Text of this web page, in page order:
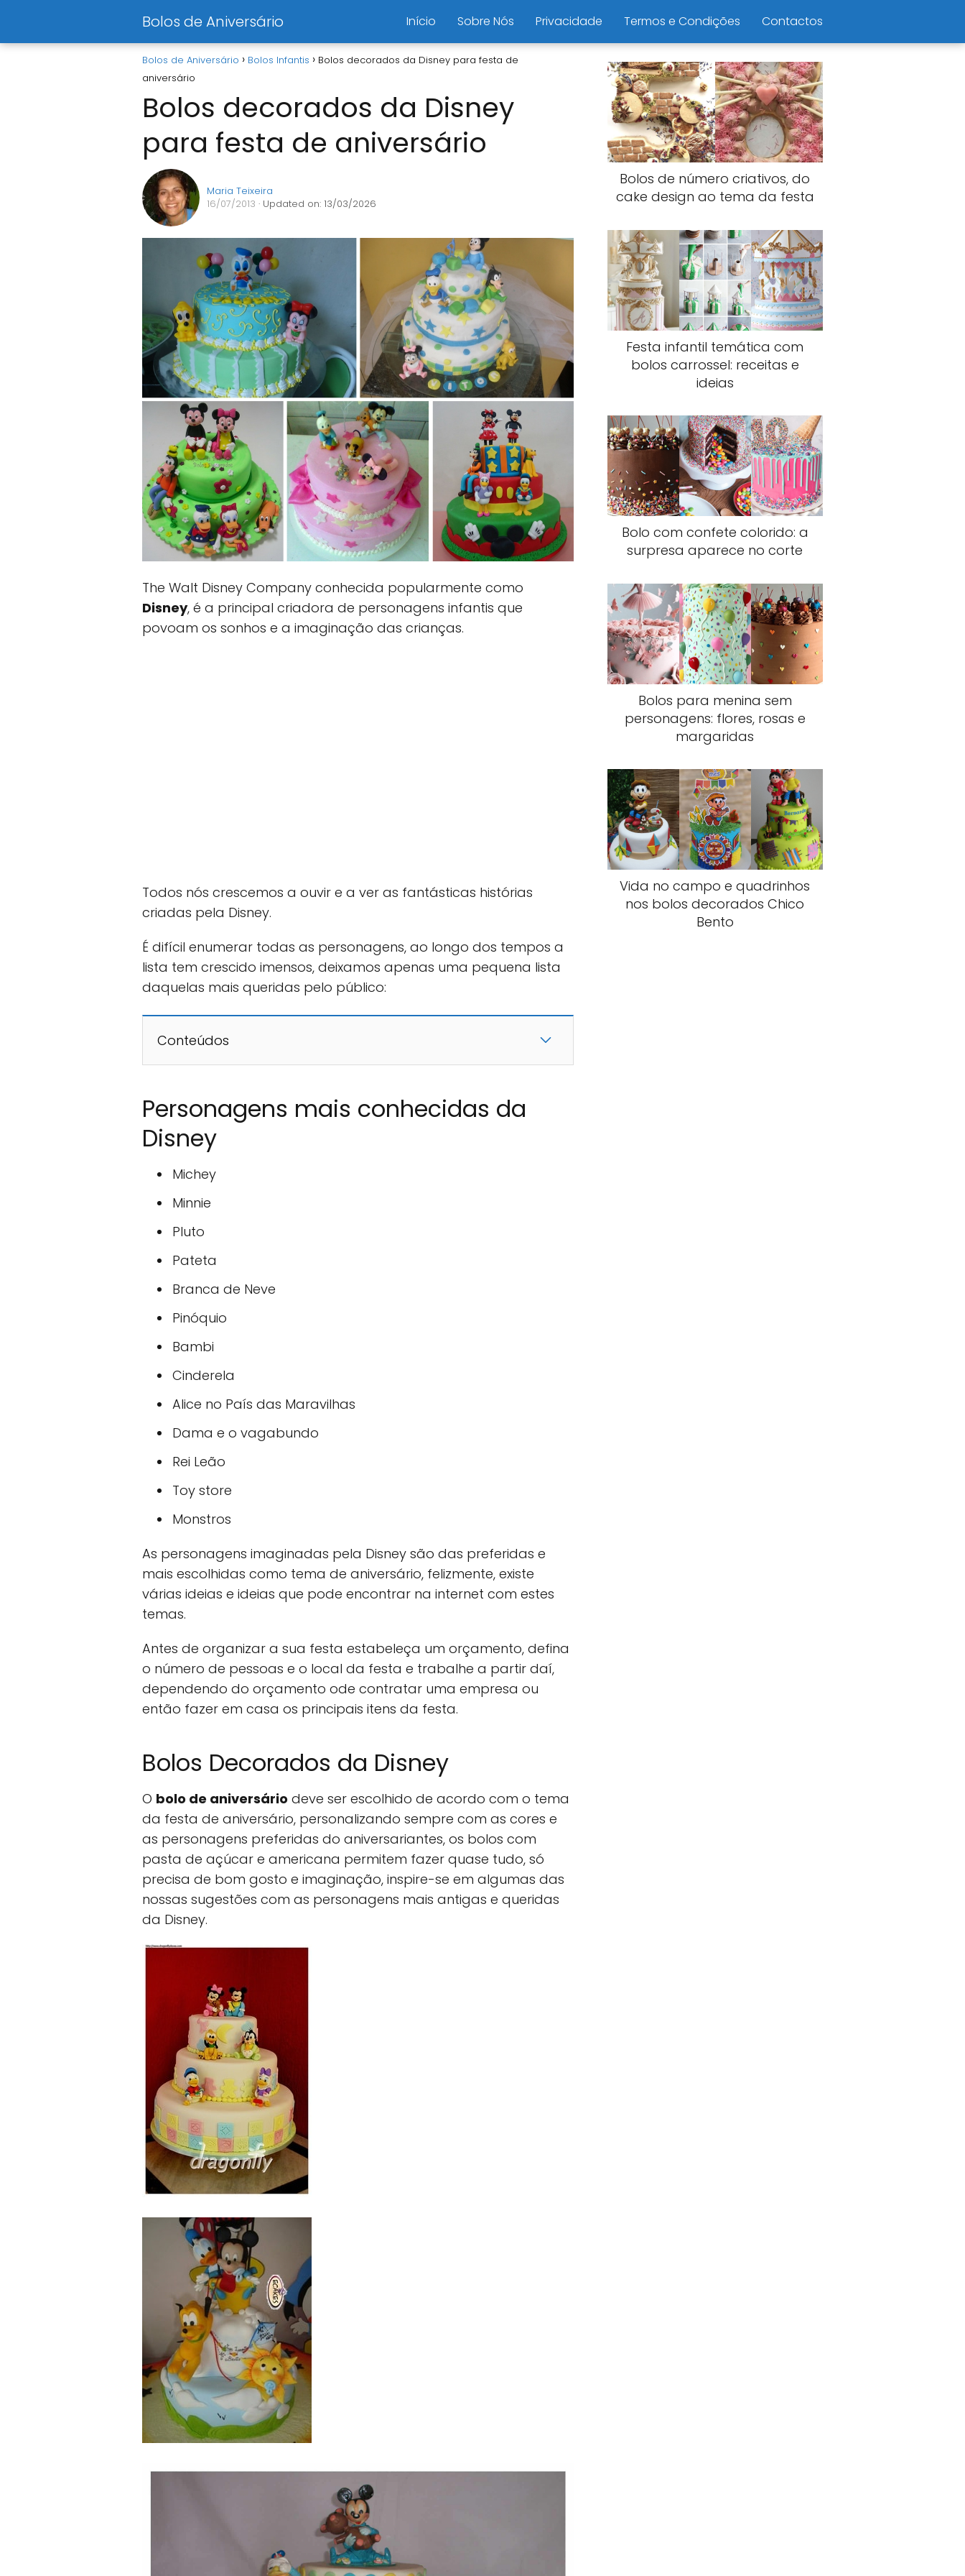
Bolos de Aniversário Início Sobre Nós Privacidade Termos e Condições Contactos
Bolos de Aniversário Bolos Infantis
Bolos decorados da Disney para festa de
aniversário
Bolos decorados da Disney
para festa de aniversário
Maria Teixeira
16/07/2013 · Updated on: 13/03/2026
The Walt Disney Company conhecida popularmente como
Disney, é a principal criadora de personagens infantis que
povoam os sonhos e a imaginação das crianças.
Todos nós crescemos a ouvir e a ver as fantásticas histórias
criadas pela Disney.
É difícil enumerar todas as personagens, ao longo dos tempos a
lista tem crescido imensos, deixamos apenas uma pequena lista
daquelas mais queridas pelo público:
Conteúdos
Personagens mais conhecidas da
Disney
Michey
Minnie
Pluto
Pateta
Branca de Neve
Pinóquio
Bambi
Cinderela
Alice no País das Maravilhas
Dama e o vagabundo
Rei Leão
Toy store
Monstros
As personagens imaginadas pela Disney são das preferidas e
mais escolhidas como tema de aniversário, felizmente, existe
várias ideias e ideias que pode encontrar na internet com estes
temas.
Antes de organizar a sua festa estabeleça um orçamento, defina
o número de pessoas e o local da festa e trabalhe a partir daí,
dependendo do orçamento ode contratar uma empresa ou
então fazer em casa os principais itens da festa.
Bolos Decorados da Disney
O bolo de aniversário deve ser escolhido de acordo com o tema
da festa de aniversário, personalizando sempre com as cores e
as personagens preferidas do aniversariantes, os bolos com
pasta de açúcar e americana permitem fazer quase tudo, só
precisa de bom gosto e imaginação, inspire-se em algumas das
nossas sugestões com as personagens mais antigas e queridas
da Disney.
Bolos de número criativos, do
cake design ao tema da festa
Festa infantil temática com
bolos carrossel: receitas e
ideias
Bolo com confete colorido: a
surpresa aparece no corte
Bolos para menina sem
personagens: flores, rosas e
margaridas
Vida no campo e quadrinhos
nos bolos decorados Chico
Bento